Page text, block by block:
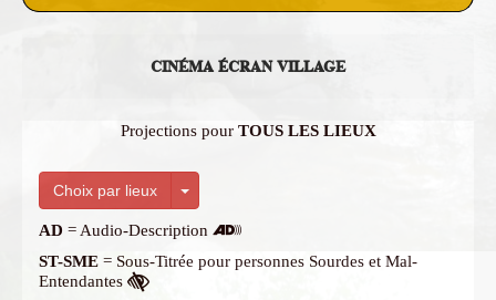
CINÉMA ÉCRAN VILLAGE